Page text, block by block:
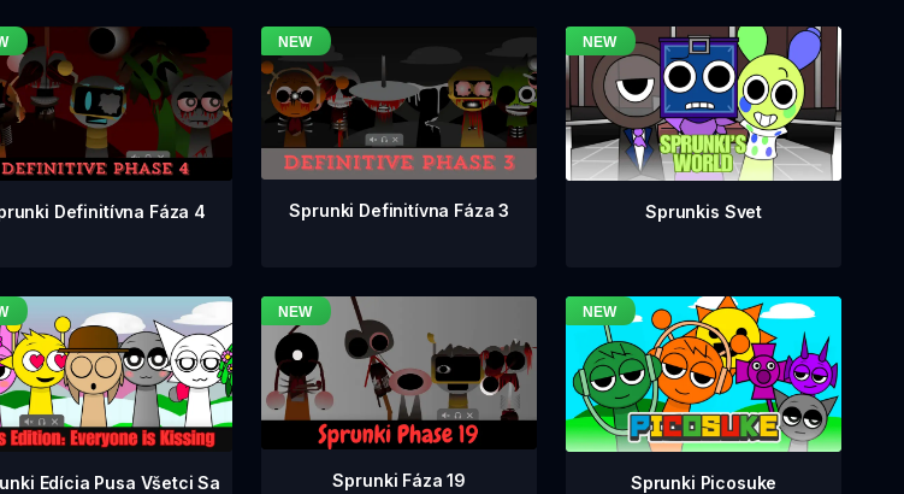
Definitívna Fáza 4 Sprunki Definitívna Fáza 3 Sprunkis Svet
Edícia Pusa Všetci Sa
Sprunki Fáza 19 Sprunki Picosuke